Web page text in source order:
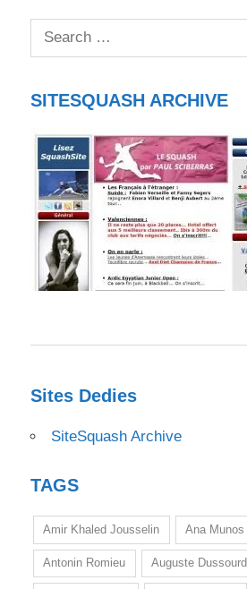
SITESQUASH ARCHIVE
Sites Dedies
SiteSquash Archive
TAGS
Amir Khaled Jousselin Ana Munos
Antonin Romieu Auguste Dussourd